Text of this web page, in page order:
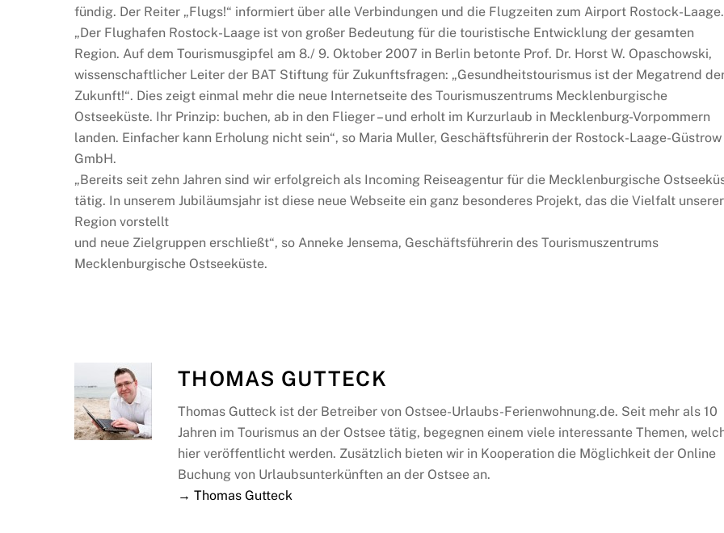
fündig. Der Reiter „Flugs!“ informiert über alle Verbindungen und die Flugzeiten zum Airport Rostock-Laage.
„Der Flughafen Rostock-Laage ist von großer Bedeutung für die touristische Entwicklung der gesamten
Region. Auf dem Tourismusgipfel am 8./ 9. Oktober 2007 in Berlin betonte Prof. Dr. Horst W. Opaschowski,
wissenschaftlicher Leiter der BAT Stiftung für Zukunftsfragen: „Gesundheitstourismus ist der Megatrend
Zukunft!“. Dies zeigt einmal mehr die neue Internetseite des Tourismuszentrums Mecklenburgische
Ostseeküste. Ihr Prinzip: buchen, ab in den Flieger – und erholt im Kurzurlaub in Mecklenburg-Vorpommern
landen. Einfacher kann Erholung nicht sein“, so Maria Muller, Geschäftsführerin der Rostock-Laage-Güstrow
GmbH.
„Bereits seit zehn Jahren sind wir erfolgreich als Incoming Reiseagentur für die Mecklenburgische
tätig. In unserem Jubiläumsjahr ist diese neue Webseite ein ganz besonderes Projekt, das die Vielfalt unserer
Region vorstellt
und neue Zielgruppen erschließt“, so Anneke Jensema, Geschäftsführerin des Tourismuszentrums
Mecklenburgische Ostseeküste.
THOMAS GUTTECK
Thomas Gutteck ist der Betreiber von Ostsee-Urlaubs-Ferienwohnung.de. Seit mehr als 10
Jahren im Tourismus an der Ostsee tätig, begegnen einem viele interessante Themen,
hier veröffentlicht werden. Zusätzlich bieten wir in Kooperation die Möglichkeit der Online
Buchung von Urlaubsunterkünften an der Ostsee an.
→ Thomas Gutteck